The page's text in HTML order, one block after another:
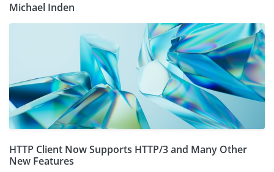
Michael Inden
HTTP Client Now Supports HTTP/3 and Many Other
New Features